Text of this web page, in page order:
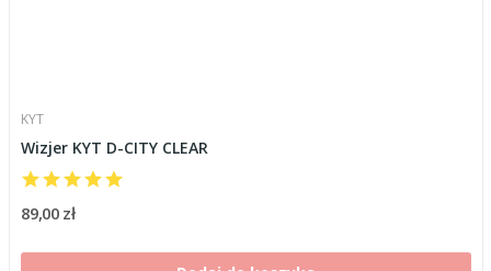
KYT
Wizjer KYT D-CITY CLEAR
89,00 zł